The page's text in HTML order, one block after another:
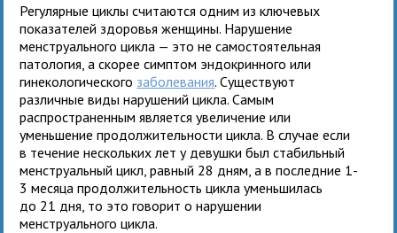
Регулярные циклы считаются одним из ключевых
показателей здоровья женщины. Нарушение
менструального цикла — это не самостоятельная
патология, а скорее симптом эндокринного или
гинекологического заболевания. Существуют
различные виды нарушений цикла. Самым
распространенным является увеличение или
уменьшение продолжительности цикла. В случае если
в течение нескольких лет у девушки был стабильный
менструальный цикл, равный 28 дням, а в последние 1-
3 месяца продолжительность цикла уменьшилась
до 21 дня, то это говорит о нарушении
менструального цикла.